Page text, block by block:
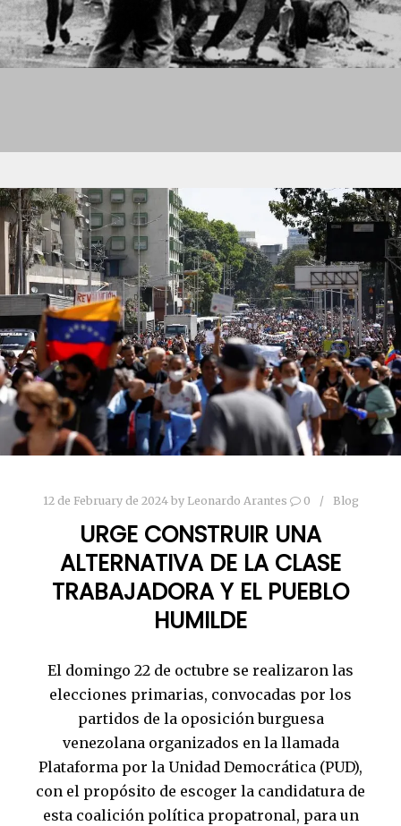
12 de February de 2024by Leonardo Arantes 0 Blog
URGE CONSTRUIR UNA
ALTERNATIVA DE LA CLASE
TRABAJADORA Y EL PUEBLO
HUMILDE
El domingo 22 de octubre se realizaron las
elecciones primarias, convocadas por los
partidos de la oposición burguesa
venezolana organizados en la llamada
Plataforma por la Unidad Democrática (PUD),
con el propósito de escoger la candidatura de
esta coalición política propatronal, para un